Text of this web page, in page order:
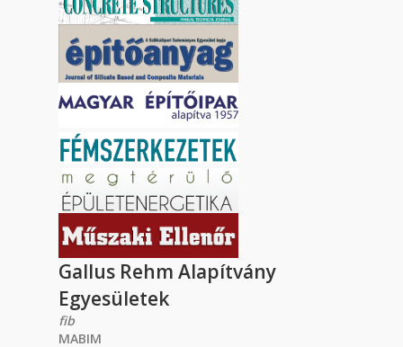
Gallus Rehm Alapítvány
Egyesületek
fib
MABIM